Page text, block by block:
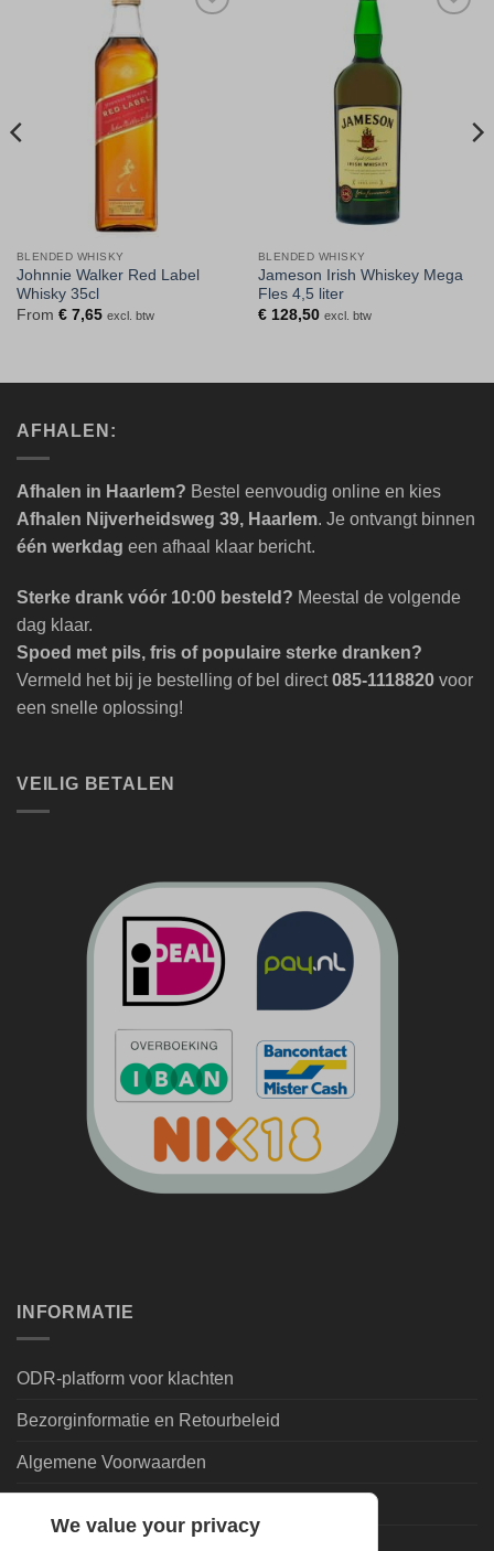
BLENDED WHISKY
Johnnie Walker Red Label
Whisky 35cl
From €7,65 excl. btw
BLENDED WHISKY
Jameson Irish Whiskey Mega
Fles 4,5 liter
€128,50 excl. btw
AFHALEN:
Afhalen in Haarlem? Bestel eenvoudig online en kies
Afhalen Nijverheidsweg 39, Haarlem. Je ontvangt binnen
één werkdag een afhaal klaar bericht.
Sterke drank vóór 10:00 besteld? Meestal de volgende
dag klaar.
Spoed met pils, fris of populaire sterke dranken?
Vermeld het bij je bestelling of bel direct085-1118820 voor
een snelle oplossing!
VEILIG BETALEN
INFORMATIE
ODR-platform voor klachten
Bezorginformatie en Retourbeleid
Algemene Voorwaarden
We value your privacy